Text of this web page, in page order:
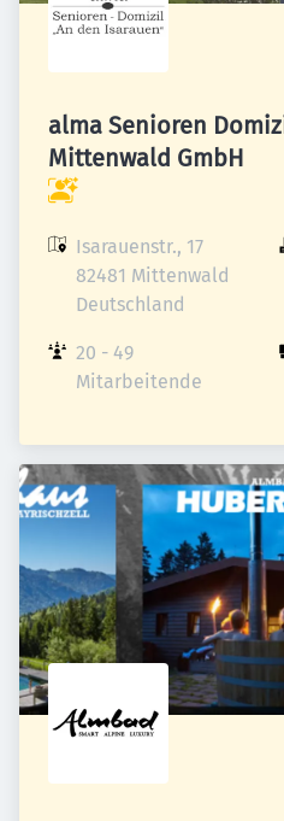
alma Senioren
Mittenwald GmbH
Isarauenstr., 17
82481 Mittenwald
Deutschland
20 - 49
Mitarbeitende